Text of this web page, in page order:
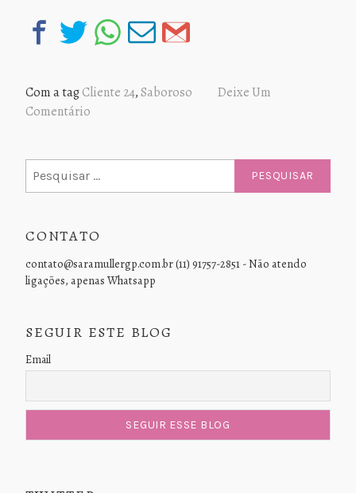
Com a tagCliente 24,Saboroso
Deixe Um
Comentário
por:
CONTATO
contato@saramullergp.com.br (11) 91757-2851 - Não atendo
ligações, apenas Whatsapp
SEGUIR ESTE BLOG
Email